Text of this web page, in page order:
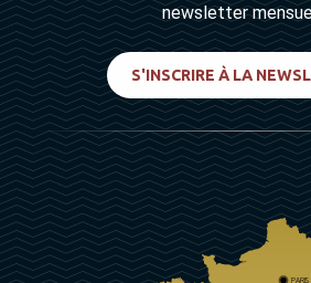
newsletter
S'INSCRIRE À LA
PARIS